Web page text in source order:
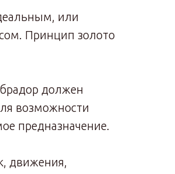
или
Принцип золото
должен
возможности
предназначение.
движения,